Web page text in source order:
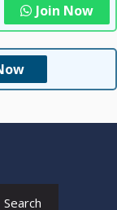
Join Now
Search